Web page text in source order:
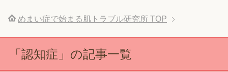
めまい症で始まる肌トラブル研究所 TOP
「認知症」の記事一覧